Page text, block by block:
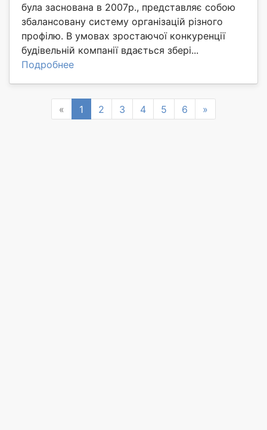
була заснована в 2007р., представляє собою
збалансовану систему організацій різного
профілю. В умовах зростаючої конкуренції
будівельній компанії вдається збері...
Подробнее
« Previous
1 2 3 4 5 6 »